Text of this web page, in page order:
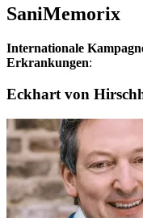
SaniMemorix
Internationale
Erkrankungen:
Eckhart von